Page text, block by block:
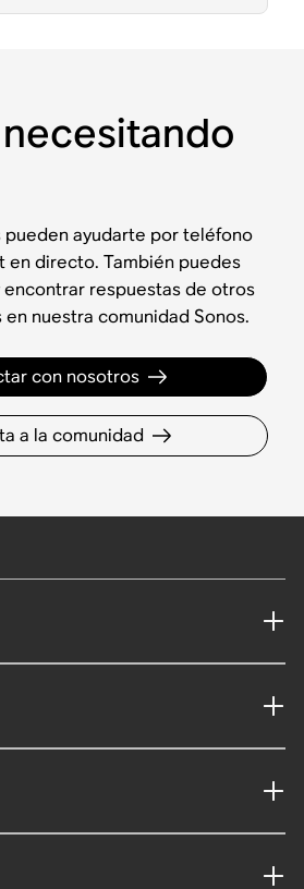
pueden ayudarte por teléfono
en directo. También puedes
respuestas de otros
en nuestra comunidad Sonos.
con nosotros
a la comunidad